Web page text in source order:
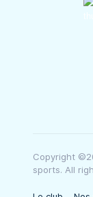
Copyright
sports. All